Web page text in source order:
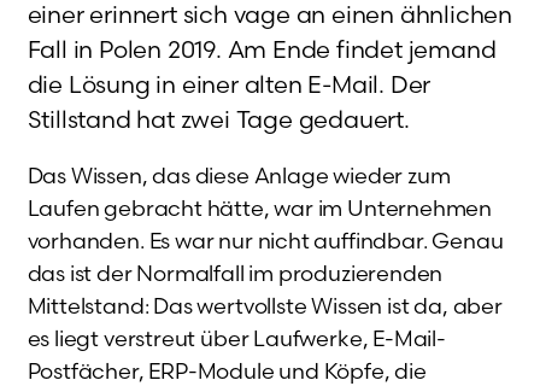
einer erinnert sich vage an einen ähnlichen
Fall in Polen 2019. Am Ende findet jemand
die Lösung in einer alten E-Mail. Der
Stillstand hat zwei Tage gedauert.
Das Wissen, das diese Anlage wieder zum
Laufen gebracht hätte, war im Unternehmen
vorhanden. Es war nur nicht auffindbar. Genau
das ist der Normalfall im produzierenden
Mittelstand: Das wertvollste Wissen ist da, aber
es liegt verstreut über Laufwerke, E-Mail-
Postfächer, ERP-Module und Köpfe, die